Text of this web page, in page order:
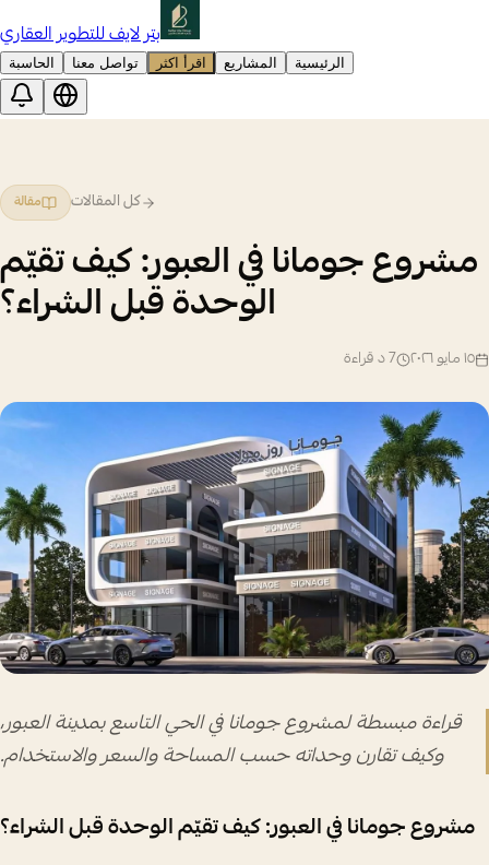
بتر لايف للتطوير العقاري
الرئيسية المشاريع اقرأ اكثر تواصل معنا الحاسبة
كل المقالات مقالة
مشروع جومانا في العبور: كيف تقيّم
الوحدة قبل الشراء؟
١٥ مايو ٢٠٢٦ 7د قراءة
قراءة مبسطة لمشروع جومانا في الحي التاسع بمدينة العبور،
وكيف تقارن وحداته حسب المساحة والسعر والاستخدام.
مشروع جومانا في العبور: كيف تقيّم الوحدة قبل الشراء؟